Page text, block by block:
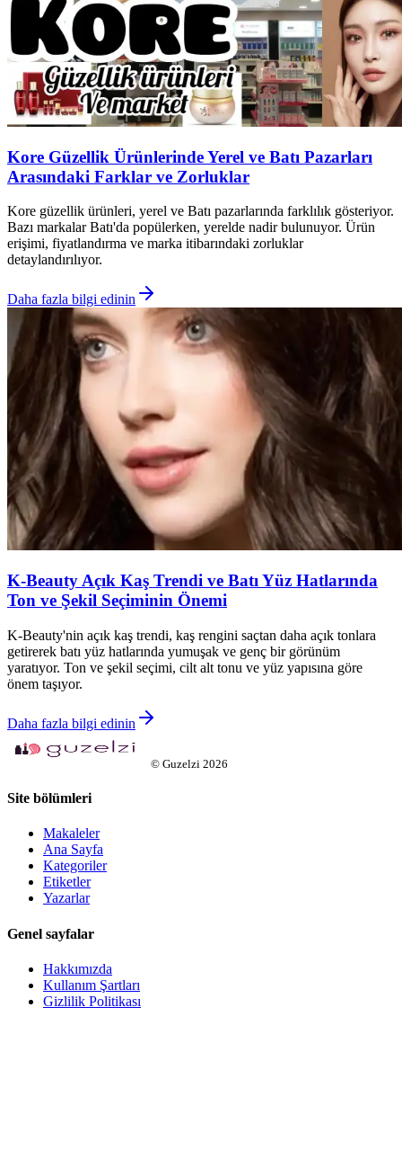
Kore Güzellik Ürünlerinde Yerel ve Batı Pazarları
Arasındaki Farklar ve Zorluklar
Kore güzellik ürünleri, yerel ve Batı pazarlarında farklılık gösteriyor.
Bazı markalar Batı'da popülerken, yerelde nadir bulunuyor. Ürün
erişimi, fiyatlandırma ve marka itibarındaki zorluklar
detaylandırılıyor.
Daha fazla bilgi edinin
K-Beauty Açık Kaş Trendi ve Batı Yüz Hatlarında
Ton ve Şekil Seçiminin Önemi
K-Beauty'nin açık kaş trendi, kaş rengini saçtan daha açık tonlara
getirerek batı yüz hatlarında yumuşak ve genç bir görünüm
yaratıyor. Ton ve şekil seçimi, cilt alt tonu ve yüz yapısına göre
önem taşıyor.
Daha fazla bilgi edinin
© Guzelzi 2026
Site bölümleri
Makaleler
Ana Sayfa
Kategoriler
Etiketler
Yazarlar
Genel sayfalar
Hakkımızda
Kullanım Şartları
Gizlilik Politikası